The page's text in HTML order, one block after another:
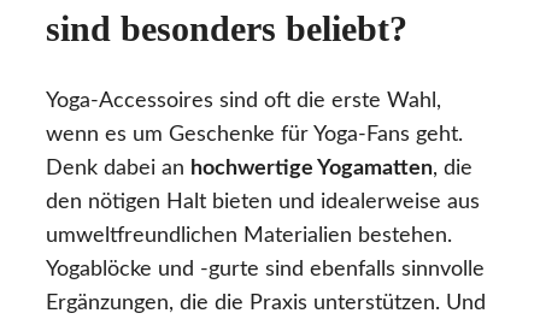
sind besonders beliebt?
Yoga-Accessoires sind oft die erste Wahl,
wenn es um Geschenke für Yoga-Fans geht.
Denk dabei an hochwertige Yogamatten, die
den nötigen Halt bieten und idealerweise aus
umweltfreundlichen Materialien bestehen.
Yogablöcke und -gurte sind ebenfalls sinnvolle
Ergänzungen, die die Praxis unterstützen. Und